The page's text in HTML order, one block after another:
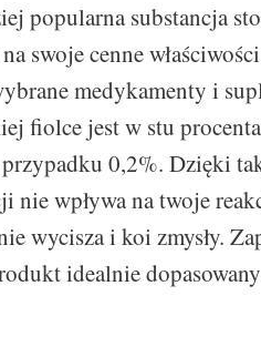
popularna substancja
swoje cenne
medykamenty i
fiolce jest w stu
0,2%. Dzięki
nie wpływa na twoje
wycisza i koi zmysły.
idealnie